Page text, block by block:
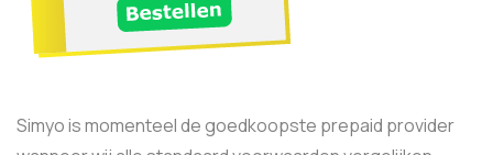
Simyo is momenteel de goedkoopste prepaid provider